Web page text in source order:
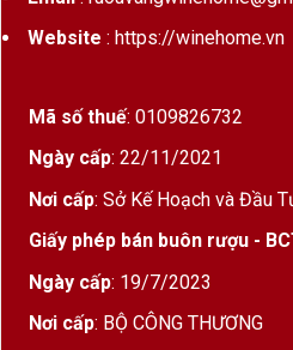
Website : https://winehome.vn
Mã số thuế: 0109826732
Ngày cấp: 22/11/2021
Nơi cấp: Sở Kế Hoạch và Đầu
Giấy phép bán buôn rượu -
Ngày cấp: 19/7/2023
Nơi cấp: BỘ CÔNG THƯƠNG